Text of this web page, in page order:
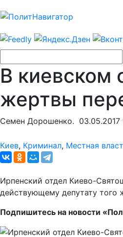
В киевском
жертвы
Семен Дорошенко. 03.05.2017
Киев, Криминал, Местная
Ирпенский отдел Киево-
действующему депутату того
Подпишитесь на новости